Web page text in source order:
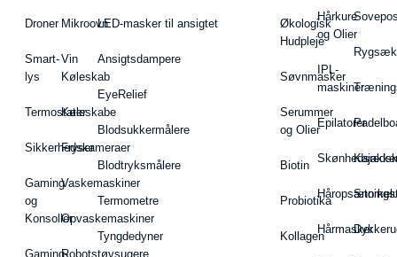
Droner
Smart-
lys
Termostater
Sikkerhedskameraer
Gaming
og
Konsoller
Gaming-
Mikroovn
Vin
Køleskab
Køleskabe
Fryser
Vaskemaskiner
Opvaskemaskiner
Robotstøvsugere
LED-masker til ansigtet
Ansigtsdampere
EyeRelief
Blodsukkermålere
Blodtryksmålere
Termometre
Tyngdedyner
Økologisk
Hudpleje
Søvnmasker
Serummer
og Olier
Biotin
Probiotika
Kollagen
Hårkure
og Olier
IPL-
maskiner
Epilatorer
Hårmasker